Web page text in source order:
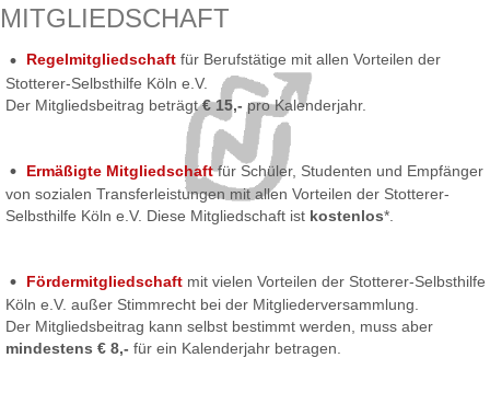
MITGLIEDSCHAFT
Regelmitgliedschaft für Berufstätige mit allen Vorteilen der
Stotterer-Selbsthilfe Köln e.V.
Der Mitgliedsbeitrag beträgt€ 15,- pro Kalenderjahr.
Ermäßigte Mitgliedschaftfür Schüler, Studenten und Empfänger
von sozialen Transferleistungen mit allen Vorteilen der Stotterer-
Selbsthilfe Köln e.V. Diese Mitgliedschaft ist kostenlos*.
Fördermitgliedschaft mit vielen Vorteilen der Stotterer-Selbsthilfe
Köln e.V. außer Stimmrecht bei der Mitgliederversammlung.
Der Mitgliedsbeitrag kann selbst bestimmt werden, muss aber
mindestens € 8,- für ein Kalenderjahr betragen.